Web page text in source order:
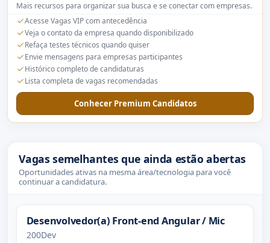
Mais recursos para organizar sua busca e se conectar com empresas.
Acesse Vagas VIP com antecedência
Veja o contato da empresa quando disponibilizado
Refaça testes técnicos quando quiser
Envie mensagens para empresas participantes
Histórico completo de candidaturas
Lista completa de vagas recomendadas
Conhecer Premium Candidatos
Vagas semelhantes que ainda estão abertas
Oportunidades ativas na mesma área/tecnologia para você
continuar a candidatura.
Desenvolvedor(a) Front-end Angular / Mic
200Dev